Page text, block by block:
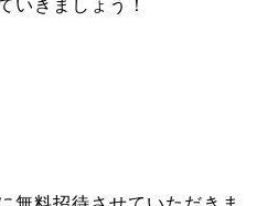
いきましょう！